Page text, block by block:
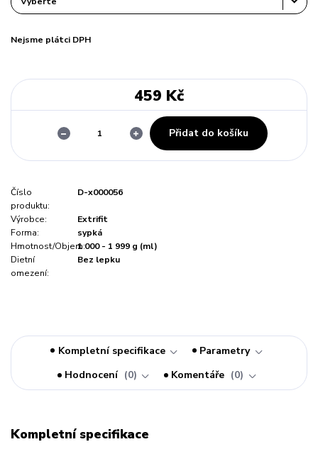
Nejsme plátci DPH
459 Kč
Přidat do košíku
Číslo
produktu:
D-x000056
Výrobce:
Extrifit
Forma:
sypká
Hmotnost/Objem:1 000 - 1 999 g (ml)
Dietní
omezení:
Bez lepku
Kompletní specifikace
Parametry
Hodnocení
0 Komentáře 0
Kompletní specifikace